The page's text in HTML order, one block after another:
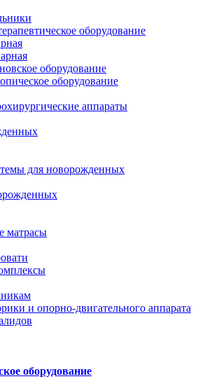
оборудование
оборудование
оборудование
аппараты
для новорожденных
матрасы
и опорно-двигательного аппарата
оборудование